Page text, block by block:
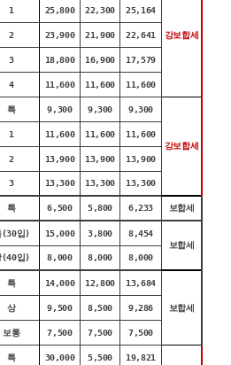
강보합세
1 25,800 22,300 25,164
2 23,900 21,900 22,641
3 18,800 16,900 17,579
4 11,600 11,600 11,600
특 9,300 9,300 9,300
강보합세
1 11,600 11,600 11,600
2 13,900 13,900 13,900
3 13,300 13,300 13,300
특 6,500 5,800 6,233 보합세
(30입) 15,000 3,800
8,454
보합세
(40입)
8,000 8,000 8,000
특 14,000 12,800 13,684
보합세
상 9,500 8,500 9,286
보통 7,500 7,500 7,500
특 30,000 5,500 19,821